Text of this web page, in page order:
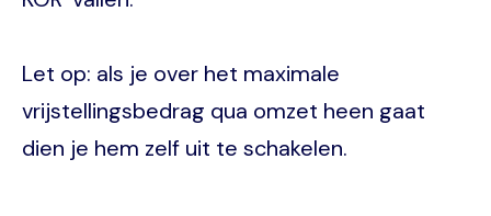
Let op: als je over het maximale
vrijstellingsbedrag qua omzet heen gaat
dien je hem zelf uit te schakelen.